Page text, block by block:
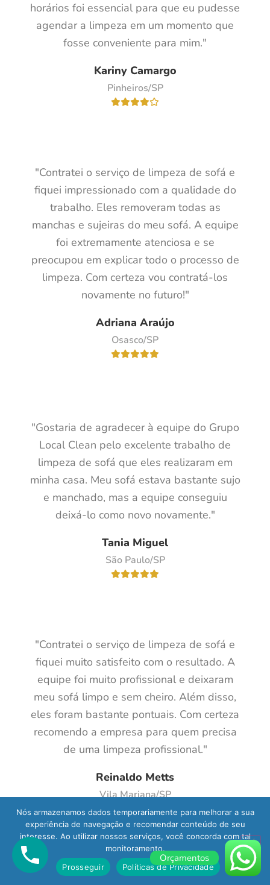
horários foi essencial para que eu pudesse
agendar a limpeza em um momento que
fosse conveniente para mim."
Kariny Camargo
Pinheiros/SP
"Contratei o serviço de limpeza de sofá e
fiquei impressionado com a qualidade do
trabalho. Eles removeram todas as
manchas e sujeiras do meu sofá. A equipe
foi extremamente atenciosa e se
preocupou em explicar todo o processo de
limpeza. Com certeza vou contratá-los
novamente no futuro!"
Adriana Araújo
Osasco/SP
"Gostaria de agradecer à equipe do Grupo
Local Clean pelo excelente trabalho de
limpeza de sofá que eles realizaram em
minha casa. Meu sofá estava bastante sujo
e manchado, mas a equipe conseguiu
deixá-lo como novo novamente."
Tania Miguel
São Paulo/SP
"Contratei o serviço de limpeza de sofá e
fiquei muito satisfeito com o resultado. A
equipe foi muito profissional e deixaram
meu sofá limpo e sem cheiro. Além disso,
eles foram bastante pontuais. Com certeza
recomendo a empresa para quem precisa
de uma limpeza profissional."
Reinaldo Metts
Vila Mariana/SP
Orçamentos
Nós armazenamos dados temporariamente para melhorar a sua
experiência de navegação e recomendar conteúdo de seu
interesse. Ao utilizar nossos serviços, você concorda com tal
monitoramento.
Prosseguir
Políticas de Privacidade